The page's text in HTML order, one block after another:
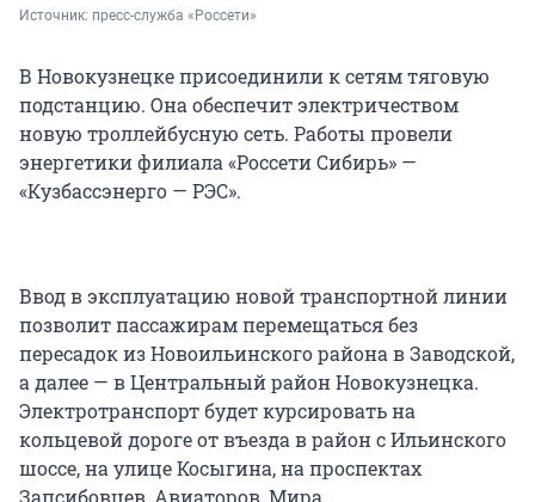
Источник: пресс-служба «Россети»
В Новокузнецке присоединили к сетям тяговую
подстанцию. Она обеспечит электричеством
новую троллейбусную сеть. Работы провели
энергетики филиала «Россети Сибирь» —
«Кузбассэнерго — РЭС».
Ввод в эксплуатацию новой транспортной линии
позволит пассажирам перемещаться без
пересадок из Новоильинского района в Заводской,
а далее — в Центральный район Новокузнецка.
Электротранспорт будет курсировать на
кольцевой дороге от въезда в район с Ильинского
шоссе, на улице Косыгина, на проспектах
Запсибовцев, Авиаторов, Мира.